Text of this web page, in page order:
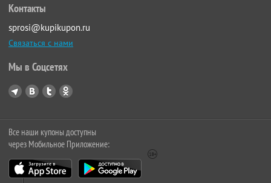
Контакты
sprosi@kupikupon.ru
Связаться с нами
Мы в Соцсетях
Все наши купоны доступны
через Мобильное Приложение: